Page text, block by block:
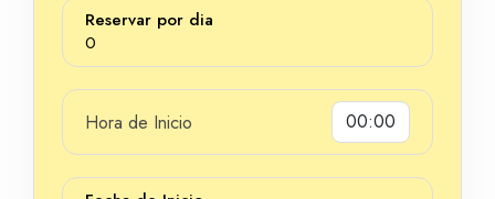
Reservar por dia
0
Dias
Hora de Inicio